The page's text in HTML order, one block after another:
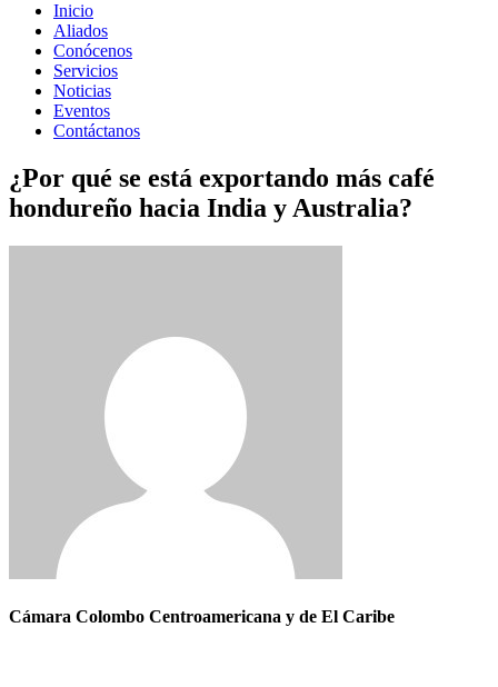
Inicio
Aliados
Conócenos
Servicios
Noticias
Eventos
Contáctanos
¿Por qué se está exportando más café
hondureño hacia India y Australia?
Cámara Colombo Centroamericana y de El Caribe